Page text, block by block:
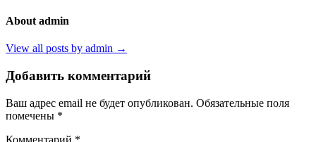
About admin
View all posts by admin →
Добавить комментарий
Ваш адрес email не будет опубликован. Обязательные поля
помечены *
Комментарий *